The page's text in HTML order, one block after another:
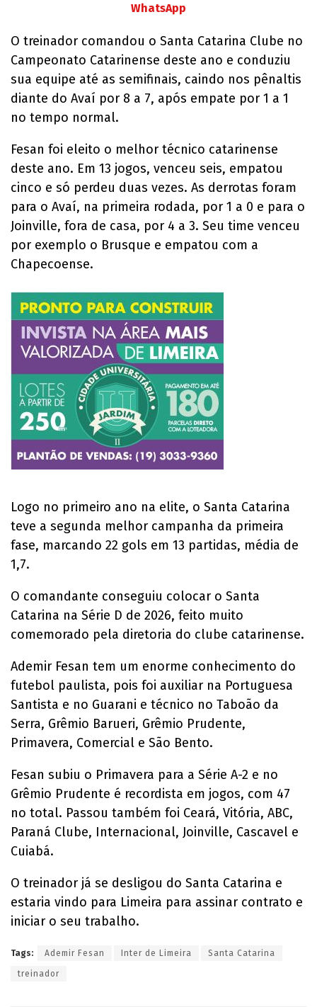
WhatsApp
O treinador comandou o Santa Catarina Clube no
Campeonato Catarinense deste ano e conduziu
sua equipe até as semifinais, caindo nos pênaltis
diante do Avaí por 8 a 7, após empate por 1 a 1
no tempo normal.
Fesan foi eleito o melhor técnico catarinense
deste ano. Em 13 jogos, venceu seis, empatou
cinco e só perdeu duas vezes. As derrotas foram
para o Avaí, na primeira rodada, por 1 a 0 e para o
Joinville, fora de casa, por 4 a 3. Seu time venceu
por exemplo o Brusque e empatou com a
Chapecoense.
Logo no primeiro ano na elite, o Santa Catarina
teve a segunda melhor campanha da primeira
fase, marcando 22 gols em 13 partidas, média de
1,7.
O comandante conseguiu colocar o Santa
Catarina na Série D de 2026, feito muito
comemorado pela diretoria do clube catarinense.
Ademir Fesan tem um enorme conhecimento do
futebol paulista, pois foi auxiliar na Portuguesa
Santista e no Guarani e técnico no Taboão da
Serra, Grêmio Barueri, Grêmio Prudente,
Primavera, Comercial e São Bento.
Fesan subiu o Primavera para a Série A-2 e no
Grêmio Prudente é recordista em jogos, com 47
no total. Passou também foi Ceará, Vitória, ABC,
Paraná Clube, Internacional, Joinville, Cascavel e
Cuiabá.
O treinador já se desligou do Santa Catarina e
estaria vindo para Limeira para assinar contrato e
iniciar o seu trabalho.
Tags: Ademir Fesan Inter de Limeira Santa Catarina
treinador